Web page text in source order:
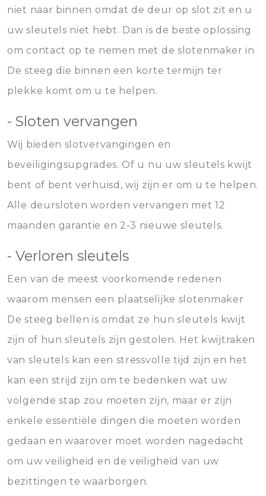
niet naar binnen omdat de deur op slot zit en u
uw sleutels niet hebt. Dan is de beste oplossing
om contact op te nemen met de slotenmaker in
De steeg die binnen een korte termijn ter
plekke komt om u te helpen.
- Sloten vervangen
Wij bieden slotvervangingen en
beveiligingsupgrades. Of u nu uw sleutels kwijt
bent of bent verhuisd, wij zijn er om u te helpen.
Alle deursloten worden vervangen met 12
maanden garantie en 2-3 nieuwe sleutels.
- Verloren sleutels
Een van de meest voorkomende redenen
waarom mensen een plaatselijke slotenmaker
De steeg bellen is omdat ze hun sleutels kwijt
zijn of hun sleutels zijn gestolen. Het kwijtraken
van sleutels kan een stressvolle tijd zijn en het
kan een strijd zijn om te bedenken wat uw
volgende stap zou moeten zijn, maar er zijn
enkele essentiële dingen die moeten worden
gedaan en waarover moet worden nagedacht
om uw veiligheid en de veiligheid van uw
bezittingen te waarborgen.